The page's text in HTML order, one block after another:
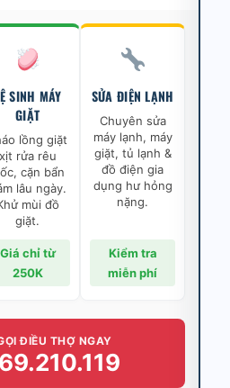
SINH MÁY
GIẶT
lồng giặt
xịt rửa rêu
cặn bẩn
lâu ngày.
mùi đồ
giặt.
Giá chỉ từ
250K
SỬA ĐIỆN LẠNH
Chuyên sửa
máy lạnh, máy
giặt, tủ lạnh &
đồ điện gia
dụng hư hỏng
nặng.
Kiểm tra
miễn phí
ĐIỀU THỢ NGAY